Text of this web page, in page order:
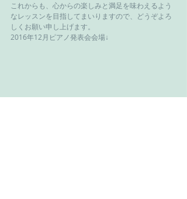
これからも、心からの楽しみと満足を味わえるよう
なレッスンを目指してまいりますので、どうぞよろ
しくお願い申し上げます。
2016年12月ピアノ発表会会場↓